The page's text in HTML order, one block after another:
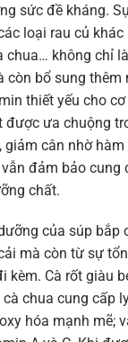
sức đề kháng.
loại rau củ khác
chua… không chỉ
còn bổ sung thêm
thiết yếu cho
được ưa chuộng
giảm cân nhờ
đảm bảo cung
chất.
của súp bắp
mà còn từ sự
kèm. Cà rốt giàu
chua cung cấp
hóa mạnh mẽ;